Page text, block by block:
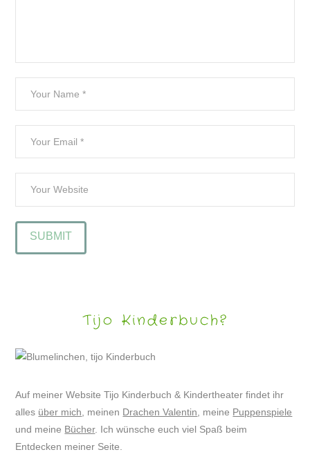
Tijo Kinderbuch?
Auf meiner Website Tijo Kinderbuch & Kindertheater findet ihr
alles über mich , meinen Drachen Valentin , meine Puppenspiele
und meine Bücher. Ich wünsche euch viel Spaß beim
Entdecken meiner Seite.